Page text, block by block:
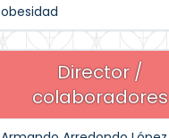
obesidad
Director /
colaboradores